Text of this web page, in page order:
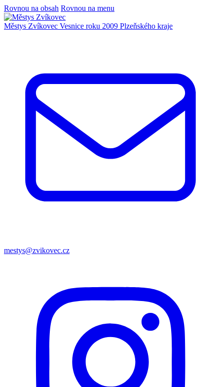
Rovnou na obsah Rovnou na menu
Městys Zvíkovec Vesnice roku 2009 Plzeňského kraje
mestys@zvikovec.cz